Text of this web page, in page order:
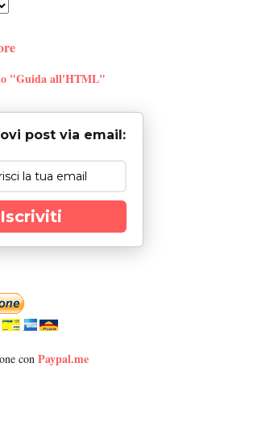
"Guida all'HTML"
post via email:
Iscriviti
con Paypal.me